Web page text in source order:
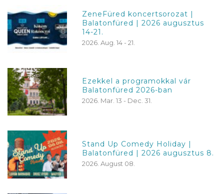
ZeneFüred koncertsorozat |
Balatonfüred | 2026 augusztus
14-21.
2026. Aug. 14 - 21.
Ezekkel a programokkal vár
Balatonfüred 2026-ban
2026. Mar. 13 - Dec. 31.
Stand Up Comedy Holiday |
Balatonfüred | 2026 augusztus 8.
2026. August 08.